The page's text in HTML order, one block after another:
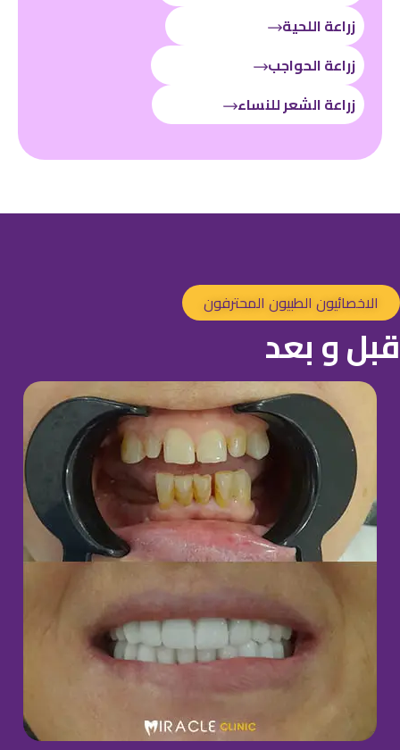
زراعة اللحية
زراعة الحواجب
زراعة الشعر للنساء
الطبيون المحترفون
و بعد